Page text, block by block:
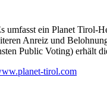
umfasst ein Planet
Anreiz und
Public Voting) erhält
tirol.com